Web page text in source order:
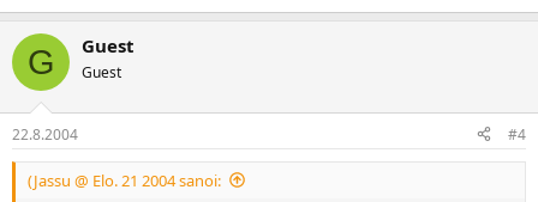
G Guest
Guest
22.8.2004 #4
(Jassu @ Elo. 21 2004 sanoi: